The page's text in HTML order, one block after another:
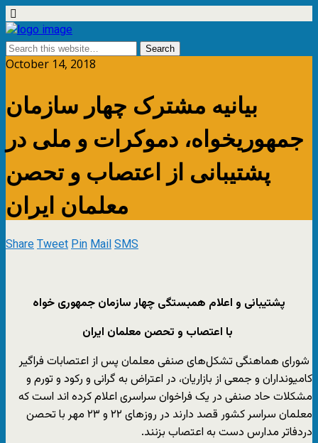
October 14, 2018
بیانیه مشترک چهار سازمان
جمهوریخواه، دموکرات و ملی در
پشتیبانی از اعتصاب و تحصن
معلمان ایران
ShareTweetPinMailSMS
پشتیبانی و اعلام همبستگی چهار سازمان جمهوری خواه
با اعتصاب و تحصن معلمان ایران
شورای هماهنگی تشکل‌های صنفی معلمان پس از اعتصابات فراگیر
کامیونداران و جمعی از بازاریان، در اعتراض به گرانی و رکود و تورم و
مشکلات حاد صنفی در یک فراخوان سراسری اعلام کرده اند است که
معلمان سراسر کشور قصد دارند در روزهای ۲۲ و ۲۳ مهر با تحصن
دردفاتر مدارس دست به اعتصاب بزنند.